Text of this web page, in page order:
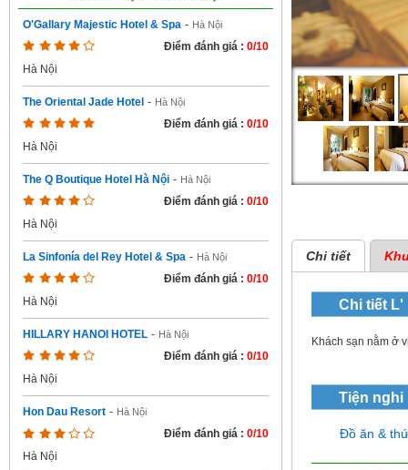
O'Gallary Majestic Hotel & Spa - Hà Nội
Điểm đánh giá : 0/10
Hà Nội
The Oriental Jade Hotel - Hà Nội
Điểm đánh giá : 0/10
Hà Nội
The Q Boutique Hotel Hà Nội - Hà Nội
Điểm đánh giá : 0/10
Hà Nội
La Sinfonía del Rey Hotel & Spa - Hà Nội
Điểm đánh giá : 0/10
Hà Nội
HILLARY HANOI HOTEL - Hà Nội
Điểm đánh giá : 0/10
Hà Nội
Hon Dau Resort - Hà Nội
Điểm đánh giá : 0/10
Hà Nội
Chi tiết
Chi tiết L'
Khách sạn nằm ở
Tiện nghi
Đồ ăn &